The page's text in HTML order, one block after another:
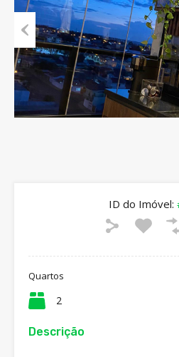
Previous
ID do Imóvel:
Quartos
2
Descrição